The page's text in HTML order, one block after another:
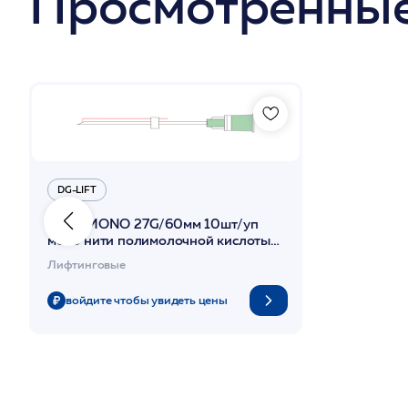
DG-LIFT
PLLA MONO 27G/60мм 10шт/уп
моно нити полимолочной кислоты
на иглах-носителях 2D арм /DG-lift
Лифтинговые
войдите чтобы увидеть цены